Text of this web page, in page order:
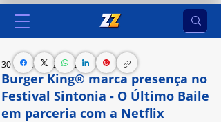
Burger King® marca presença no
Festival Sintonia - O Último Baile
em parceria com a Netflix
30 de jan. de 2025 2 min de leitura